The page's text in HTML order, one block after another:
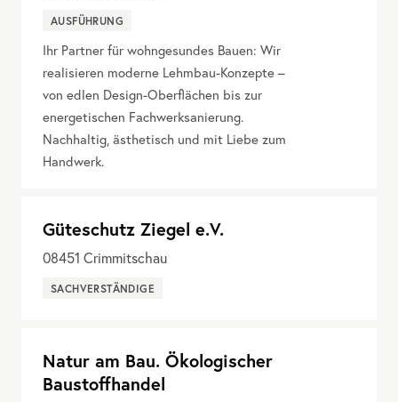
AUSFÜHRUNG
Ihr Partner für wohngesundes Bauen: Wir
realisieren moderne Lehmbau-Konzepte –
von edlen Design-Oberflächen bis zur
energetischen Fachwerksanierung.
Nachhaltig, ästhetisch und mit Liebe zum
Handwerk.
Güteschutz Ziegel e.V.
08451 Crimmitschau
SACHVERSTÄNDIGE
Natur am Bau. Ökologischer
Baustoffhandel